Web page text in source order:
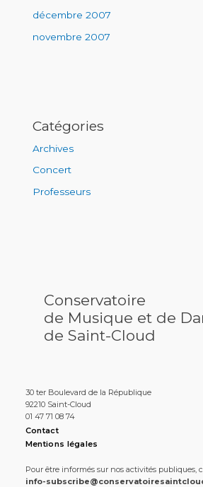
décembre 2007
novembre 2007
Catégories
Archives
Concert
Professeurs
Conservatoire
de Musique et de
de Saint-Cloud
30 ter Boulevard de la République
92210 Saint-Cloud
01 47 71 08 74
Contact
Mentions légales
Pour être informés sur nos activités publiques,
info-